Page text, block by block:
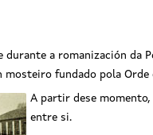
a romanización da
fundado pola
A partir dese
entre si.